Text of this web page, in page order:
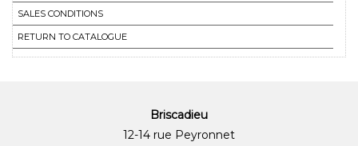
SALES CONDITIONS
RETURN TO CATALOGUE
Briscadieu
12-14 rue Peyronnet